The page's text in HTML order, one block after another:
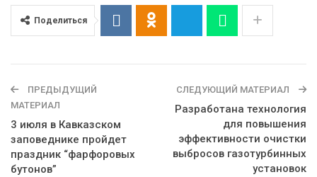
Поделиться
ПРЕДЫДУЩИЙ
МАТЕРИАЛ
3 июля в Кавказском
заповеднике пройдет
праздник “фарфоровых
бутонов”
СЛЕДУЮЩИЙ МАТЕРИАЛ
Разработана технология
для повышения
эффективности очистки
выбросов газотурбинных
установок